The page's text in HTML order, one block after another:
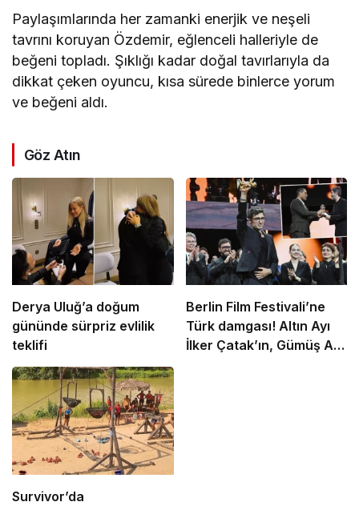
Paylaşımlarında her zamanki enerjik ve neşeli
tavrını koruyan Özdemir, eğlenceli halleriyle de
beğeni topladı. Şıklığı kadar doğal tavırlarıyla da
dikkat çeken oyuncu, kısa sürede binlerce yorum
ve beğeni aldı.
Göz Atın
Derya Uluğ’a doğum
gününde sürpriz evlilik
teklifi
Berlin Film Festivali’ne
Türk damgası! Altın Ayı
İlker Çatak’ın, Gümüş Ayı
Survivor’da